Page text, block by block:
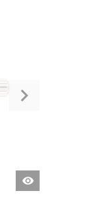
VISTA
RÁPIDA